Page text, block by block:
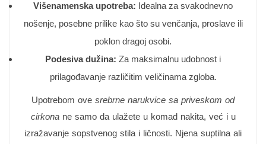
Višenamenska upotreba: Idealna za svakodnevno
nošenje, posebne prilike kao što su venčanja, proslave ili
poklon dragoj osobi.
Podesiva dužina: Za maksimalnu udobnost i
prilagođavanje različitim veličinama zgloba.
Upotrebom ove srebrne narukvice sa priveskom od
cirkonane samo da ulažete u komad nakita, već i u
izražavanje sopstvenog stila i ličnosti. Njena suptilna ali